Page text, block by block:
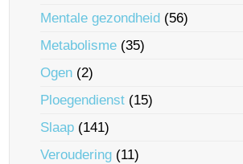
Mentale gezondheid (56)
Metabolisme (35)
Ogen (2)
Ploegendienst (15)
Slaap (141)
Veroudering (11)